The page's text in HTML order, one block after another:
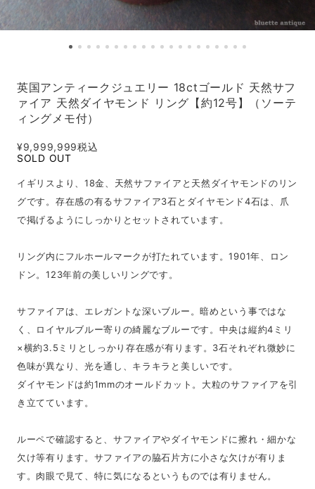
英国アンティークジュエリー 18ctゴールド 天然サフ
ァイア 天然ダイヤモンド リング【約12号】（ソーテ
ィングメモ付）
¥9,999,999税込
SOLD OUT
イギリスより、18金、天然サファイアと天然ダイヤモンドのリン
グです。存在感の有るサファイア3石とダイヤモンド4石は、爪
で掲げるようにしっかりとセットされています。
リング内にフルホールマークが打たれています。1901年、ロン
ドン。123年前の美しいリングです。
サファイアは、エレガントな深いブルー。暗めという事ではな
く、ロイヤルブルー寄りの綺麗なブルーです。中央は縦約4ミリ
×横約3.5ミリとしっかり存在感が有ります。3石それぞれ微妙に
色味が異なり、光を通し、キラキラと美しいです。
ダイヤモンドは約1mmのオールドカット。大粒のサファイアを引
き立てています。
ルーペで確認すると、サファイアやダイヤモンドに擦れ・細かな
欠け等有ります。サファイアの脇石片方に小さな欠けが有りま
す。肉眼で見て、特に気になるというものでは有りません。